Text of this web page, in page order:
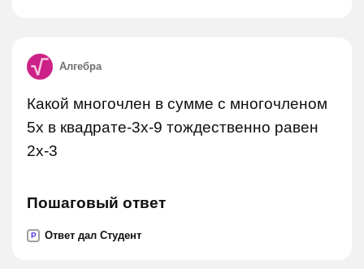
Алгебра
Какой многочлен в сумме с многочленом
5x в квадрате-3x-9 тождественно равен
2x-3
Пошаговый ответ
P Ответ дал Студент